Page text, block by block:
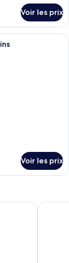
Voir les prix
deux lits, une
Voir les prix
Hotel